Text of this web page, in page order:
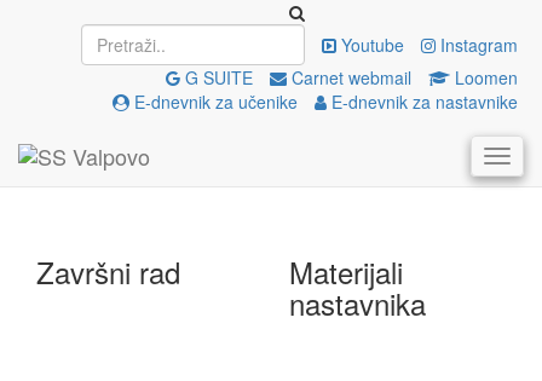
Youtube
Instagram
G SUITE
Carnet webmail
Loomen
E-dnevnik za učenike
E-dnevnik za nastavnike
Upisi EU projekti
e-Škole Državna matura
Završni rad Materijali
nastavnika